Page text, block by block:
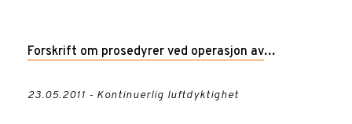
Forskrift om prosedyrer ved operasjon av
23.05.2011 - Kontinuerlig luftdyktighet